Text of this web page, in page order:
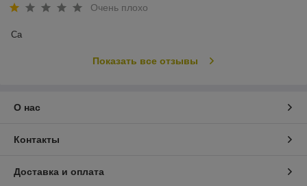
Очень плохо
Са
Показать все отзывы
О нас
Контакты
Доставка и оплата